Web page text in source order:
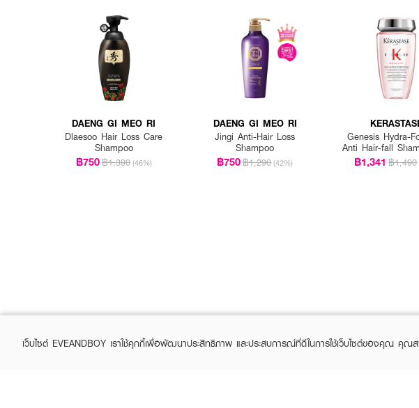
DAENG GI MEO RI
Dlaesoo Hair Loss Care
Shampoo
฿750฿1,390 (46%)
DAENG GI MEO RI
Jingi Anti-Hair Loss
Shampoo
฿750฿1,290 (42%)
Genesis Hydra-
Anti Hair-fall
Fine Hair
฿1,341 ฿1,490
เว็บไซต์ EVEANDBOY เราใช้คุกกี้เพื่อพัฒนาประสิทธิภาพ และประสบการณ์ที่ดีในการใช้เว็บไซต์ของคุณ คุณส